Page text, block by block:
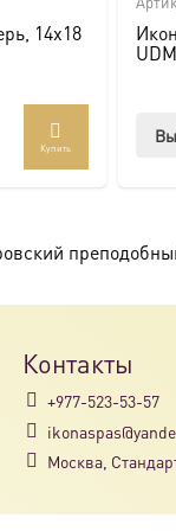
14х18
Купить
Контакты
+977-523-53-57
Москва,